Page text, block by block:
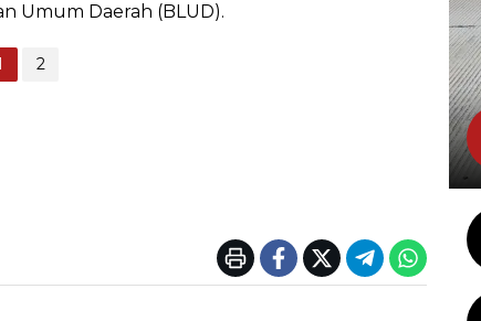
Umum Daerah (BLUD).
2